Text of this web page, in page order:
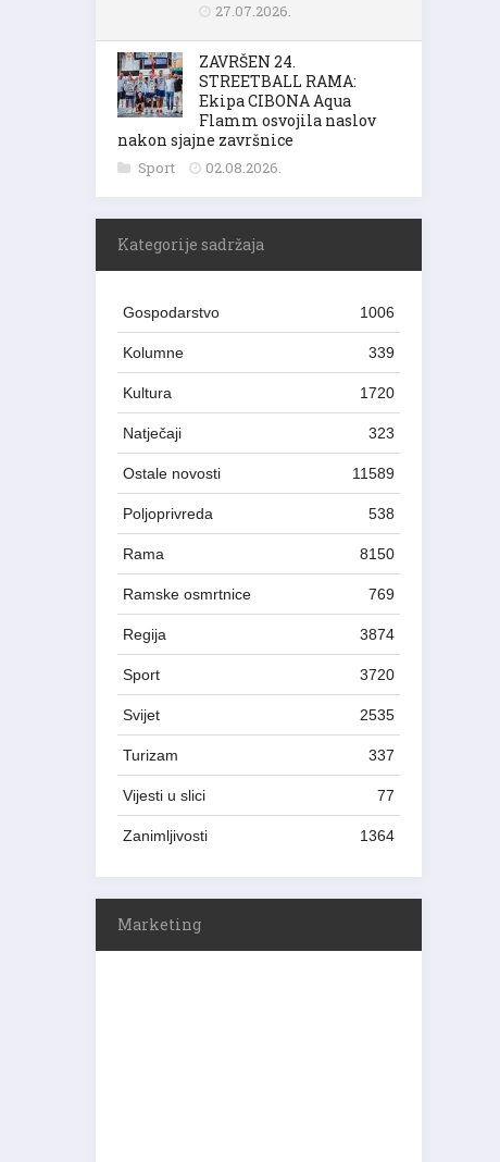
27.07.2026.
ZAVRŠEN 24.
STREETBALL RAMA:
Ekipa CIBONA Aqua
Flamm osvojila naslov
nakon sjajne završnice
Sport 02.08.2026.
Kategorije sadržaja
Gospodarstvo 1006
Kolumne 339
Kultura 1720
Natječaji 323
Ostale novosti 11589
Poljoprivreda 538
Rama 8150
Ramske osmrtnice 769
Regija 3874
Sport 3720
Svijet 2535
Turizam 337
Vijesti u slici 77
Zanimljivosti 1364
Marketing